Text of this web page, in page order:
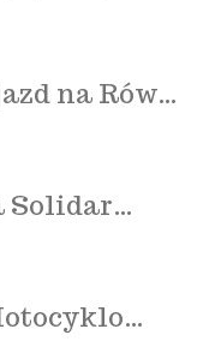
na Rów…
Solidar…